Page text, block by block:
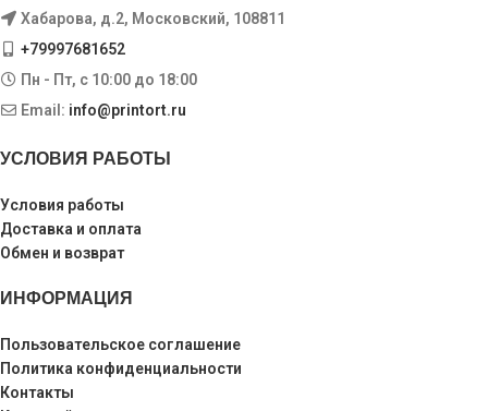
Хабарова, д.2, Московский, 108811
+79997681652
Пн - Пт, с 10:00 до 18:00
Email: info@printort.ru
УСЛОВИЯ РАБОТЫ
Условия работы
Доставка и оплата
Обмен и возврат
ИНФОРМАЦИЯ
Пользовательское соглашение
Политика конфиденциальности
Контакты